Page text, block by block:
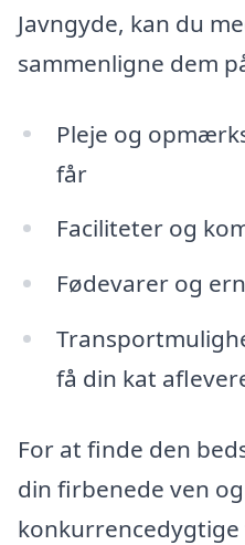
Javngyde, kan du
sammenligne dem
Pleje og
får
Faciliteter og
Fødevarer og
få din kat
For at finde den
din firbenede ven